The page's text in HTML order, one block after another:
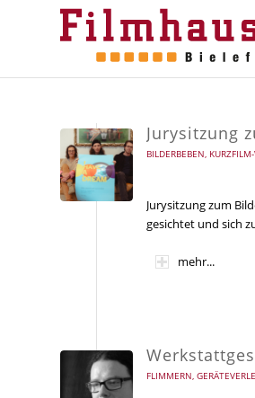
Jurysitzung
BILDERBEBEN,
Jurysitzung zum
gesichtet und sich
mehr...
FLIMMERN,